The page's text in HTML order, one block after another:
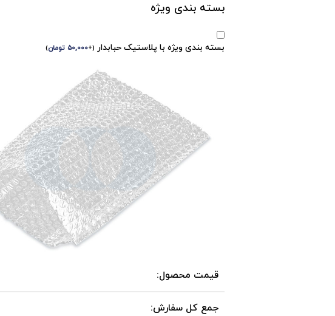
بسته بندی ویژه
بسته بندی ویژه با پلاستیک حبابدار (
+۵۰,۰۰۰ تومان)
قیمت محصول:
جمع کل سفارش: